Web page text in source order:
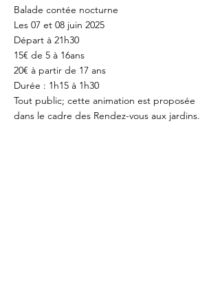
Balade contée nocturne
Les 07 et 08 juin 2025
Départ à 21h30
15€ de 5 à 16ans
20€ à partir de 17 ans
Durée : 1h15 à 1h30
Tout public; cette animation est proposée
dans le cadre des Rendez-vous aux jardins.